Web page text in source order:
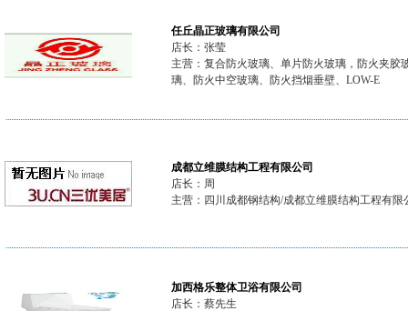
任丘晶正玻璃有限公司
店长：张莹
主营：复合防火玻璃、单片防火玻璃，防火夹胶
璃、防火中空玻璃、防火挡烟垂壁、LOW-E
成都立维膜结构工程有限公司
店长：周
主营：四川成都钢结构/成都立维膜结构工程有限
加西格乐整体卫浴有限公司
店长：蔡先生